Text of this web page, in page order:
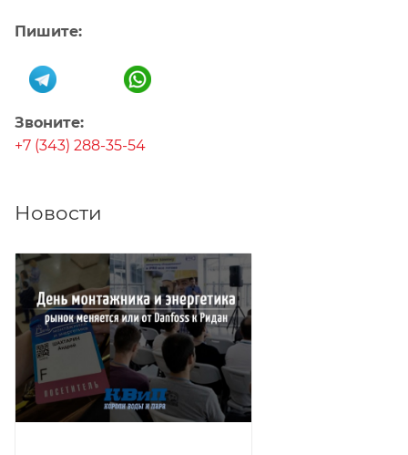
Пишите:
Звоните:
+7 (343) 288-35-54
Новости